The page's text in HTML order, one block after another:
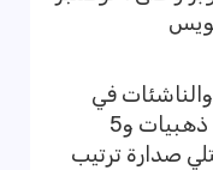
في
حصد 19 ميدالية متنوعة بواقع 4 ذهبيات و5
ليعتلي صدارة ترتيب